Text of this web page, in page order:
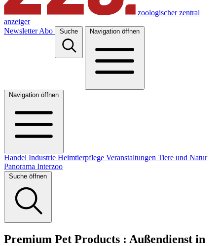
zoologischer zentral
anzeiger
Newsletter Abo Suche Navigation öffnen
Navigation öffnen
Handel Industrie Heimtierpflege Veranstaltungen Tiere und Natur
Panorama Interzoo
Suche öffnen
Premium Pet Products : Außendienst in